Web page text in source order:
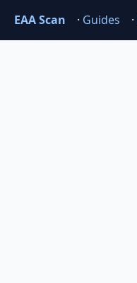
EAA Scan · Guides ·